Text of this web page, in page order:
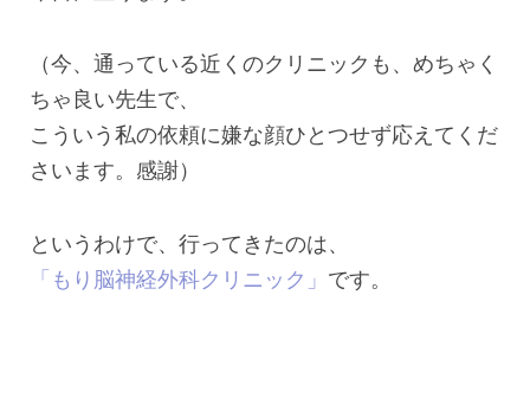
（今、通っている近くのクリニックも、めちゃく
ちゃ良い先生で、
こういう私の依頼に嫌な顔ひとつせず応えてくだ
さいます。感謝）
というわけで、行ってきたのは、
「もり脳神経外科クリニック」 です。